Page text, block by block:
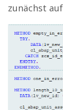
zunächst